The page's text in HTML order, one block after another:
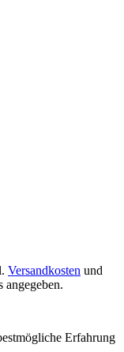
Versandkosten und
angegeben.
Erfahrung